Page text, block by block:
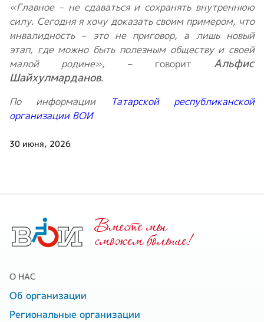
«Главное – не сдаваться и сохранять внутреннюю
силу. Сегодня я хочу доказать своим примером, что
инвалидность – это не приговор, а лишь новый
этап, где можно быть полезным обществу и своей
малой родине», – говорит Альфис
Шайхулмарданов.
По информации
Татарской республиканской
организации ВОИ
30 июня, 2026
Вместе мы
cможем больше!
О НАС
Об организации
Региональные организации